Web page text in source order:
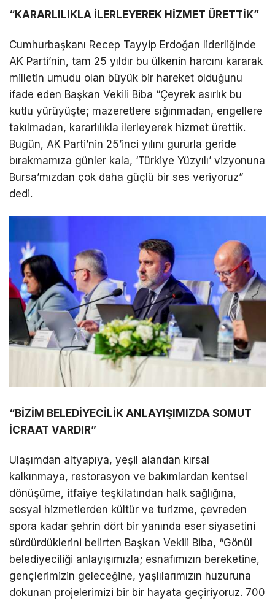
“KARARLILIKLA İLERLEYEREK HİZMET ÜRETTİK”
Cumhurbaşkanı Recep Tayyip Erdoğan liderliğinde
AK Parti’nin, tam 25 yıldır bu ülkenin harcını kararak
milletin umudu olan büyük bir hareket olduğunu
ifade eden Başkan Vekili Biba “Çeyrek asırlık bu
kutlu yürüyüşte; mazeretlere sığınmadan, engellere
takılmadan, kararlılıkla ilerleyerek hizmet ürettik.
Bugün, AK Parti’nin 25’inci yılını gururla geride
bırakmamıza günler kala, ‘Türkiye Yüzyılı’ vizyonuna
Bursa’mızdan çok daha güçlü bir ses veriyoruz”
dedi.
“BİZİM BELEDİYECİLİK ANLAYIŞIMIZDA SOMUT
İCRAAT VARDIR”
Ulaşımdan altyapıya, yeşil alandan kırsal
kalkınmaya, restorasyon ve bakımlardan kentsel
dönüşüme, itfaiye teşkilatından halk sağlığına,
sosyal hizmetlerden kültür ve turizme, çevreden
spora kadar şehrin dört bir yanında eser siyasetini
sürdürdüklerini belirten Başkan Vekili Biba, “Gönül
belediyeciliği anlayışımızla; esnafımızın bereketine,
gençlerimizin geleceğine, yaşlılarımızın huzuruna
dokunan projelerimizi bir bir hayata geçiriyoruz. 700